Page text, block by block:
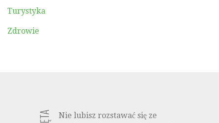
Turystyka
Zdrowie
Nie lubisz rozstawać się ze